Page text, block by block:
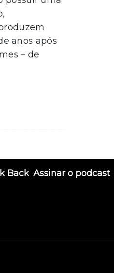
anos após
– de
Back Assinar o podcast